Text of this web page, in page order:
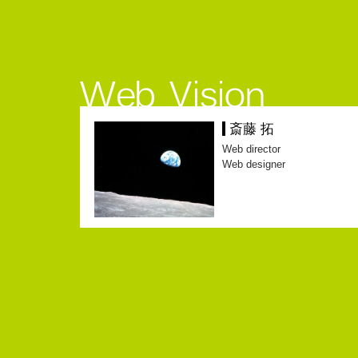
斎藤 拓
Web director
Web designer